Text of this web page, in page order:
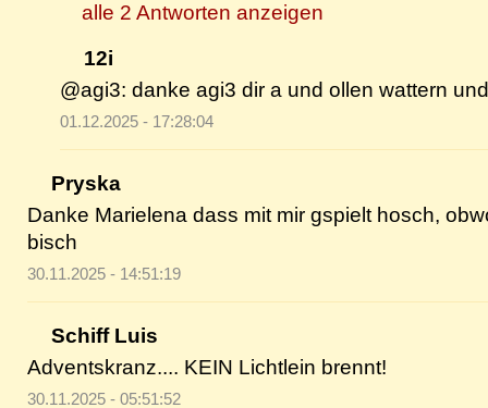
alle 2 Antworten anzeigen
12i
@agi3: danke agi3 dir a und ollen wattern
01.12.2025 - 17:28:04
Pryska
Danke Marielena dass mit mir gspielt hosch,
bisch
30.11.2025 - 14:51:19
Schiff Luis
Adventskranz.... KEIN Lichtlein brennt!
30.11.2025 - 05:51:52